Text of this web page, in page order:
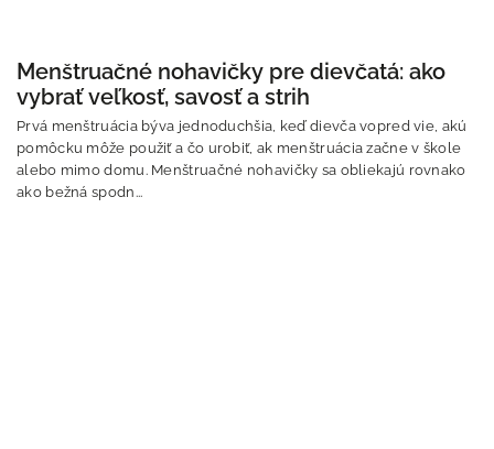
Menštruačné nohavičky pre dievčatá: ako
vybrať veľkosť, savosť a strih
Prvá menštruácia býva jednoduchšia, keď dievča vopred vie, akú
pomôcku môže použiť a čo urobiť, ak menštruácia začne v škole
alebo mimo domu. Menštruačné nohavičky sa obliekajú rovnako
ako bežná spodn...